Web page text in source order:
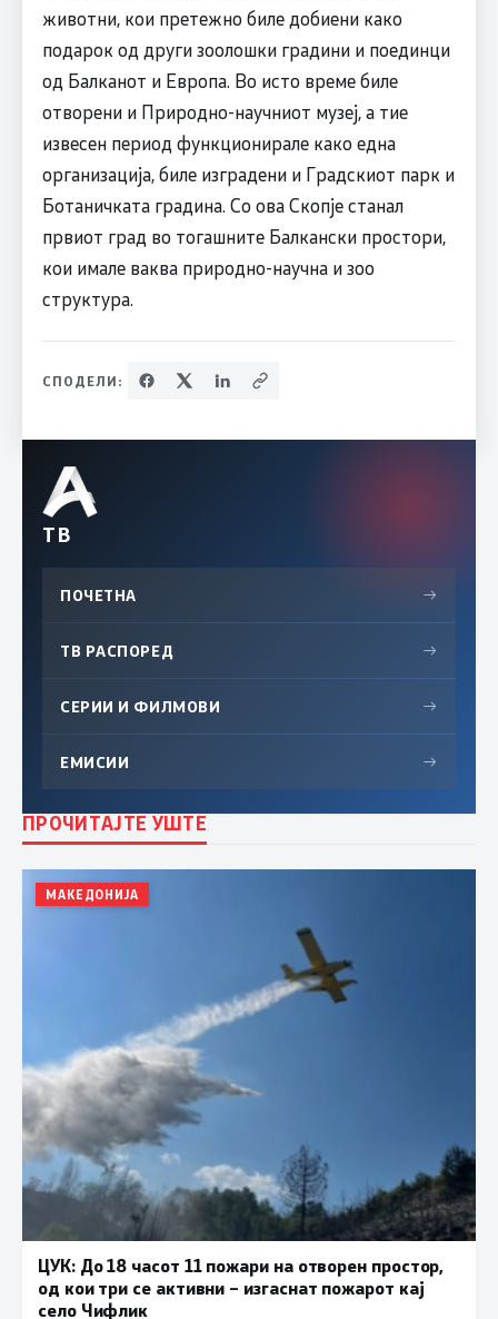
животни, кои претежно биле добиени како
подарок од други зоолошки градини и поединци
од Балканот и Европа. Во исто време биле
отворени и Природно-научниот музеј, а тие
извесен период функционирале како една
организација, биле изградени и Градскиот парк и
Ботаничката градина. Со ова Скопје станал
првиот град во тогашните Балкански простори,
кои имале ваква природно-научна и зоо
структура.
СПОДЕЛИ:
ТВ
ПОЧЕТНА →
ТВ РАСПОРЕД →
СЕРИИ И ФИЛМОВИ →
ЕМИСИИ →
ПРОЧИТАЈТЕ УШТЕ
МАКЕДОНИЈА
ЦУК: До 18 часот 11 пожари на отворен простор,
од кои три се активни – изгаснат пожарот кај
село Чифлик